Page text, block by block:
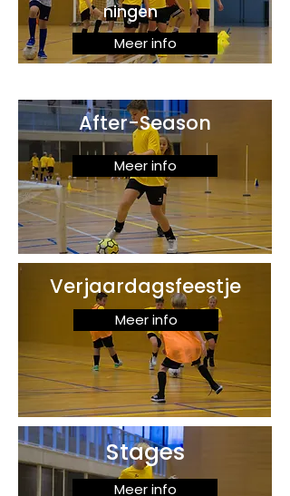
ningen
Meer info
After-Season
Meer info
Verjaardagsfeestje
Meer info
Stages
Meer info